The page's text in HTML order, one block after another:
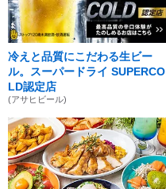
冷えと品質にこだわる生ビー
ル。スーパードライ SUPERCO
LD認定店
(アサヒビール)